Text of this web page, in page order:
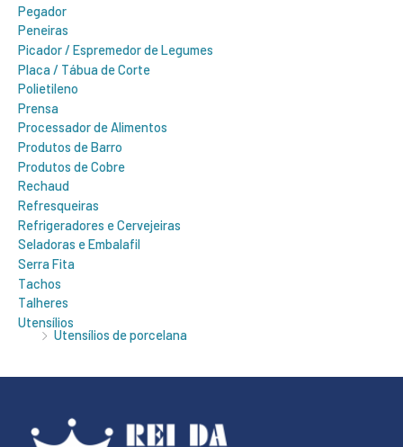
Pegador
Peneiras
Picador / Espremedor de Legumes
Placa / Tábua de Corte
Polietileno
Prensa
Processador de Alimentos
Produtos de Barro
Produtos de Cobre
Rechaud
Refresqueiras
Refrigeradores e Cervejeiras
Seladoras e Embalafil
Serra Fita
Tachos
Talheres
Utensílios
Utensílios de porcelana